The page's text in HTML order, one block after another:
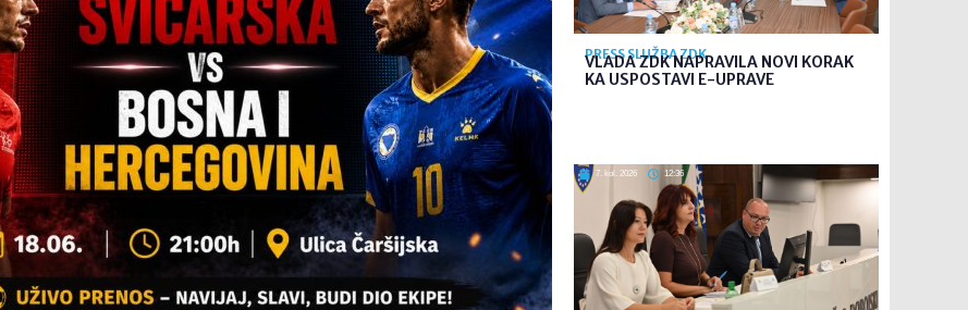
PRESS SLUŽBA ZDK
VLADA ZDK NAPRAVILA NOVI KORAK
KA USPOSTAVI E-UPRAVE
7. kol. 2026 12:36